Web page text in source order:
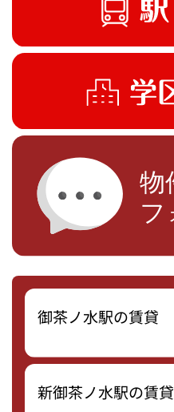
御茶ノ水駅の賃貸
新御茶ノ水駅の賃貸